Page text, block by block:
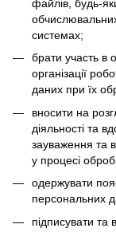
файлів, будь-
системах;
брати участь в
організації
даних при їх
вносити на
діяльності та
зауваження та
у процесі
одержувати
персональних
підписувати та